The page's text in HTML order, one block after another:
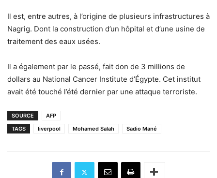
Il est, entre autres, à l’origine de plusieurs infrastructures à
Nagrig. Dont la construction d’un hôpital et d’une usine de
traitement des eaux usées.
Il a également par le passé, fait don de 3 millions de
dollars au National Cancer Institute d’Égypte. Cet institut
avait été touché l’été dernier par une attaque terroriste.
SOURCE
AFP
TAGS
liverpool Mohamed Salah Sadio Mané